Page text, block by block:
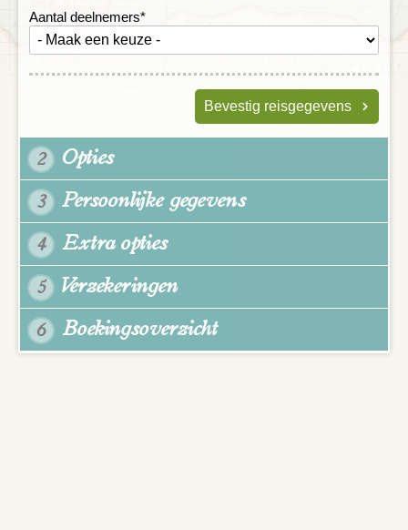
Aantal deelnemers*
Bevestig reisgegevens
2 Opties
3 Persoonlijke gegevens
4 Extra opties
5 Verzekeringen
6 Boekingsoverzicht